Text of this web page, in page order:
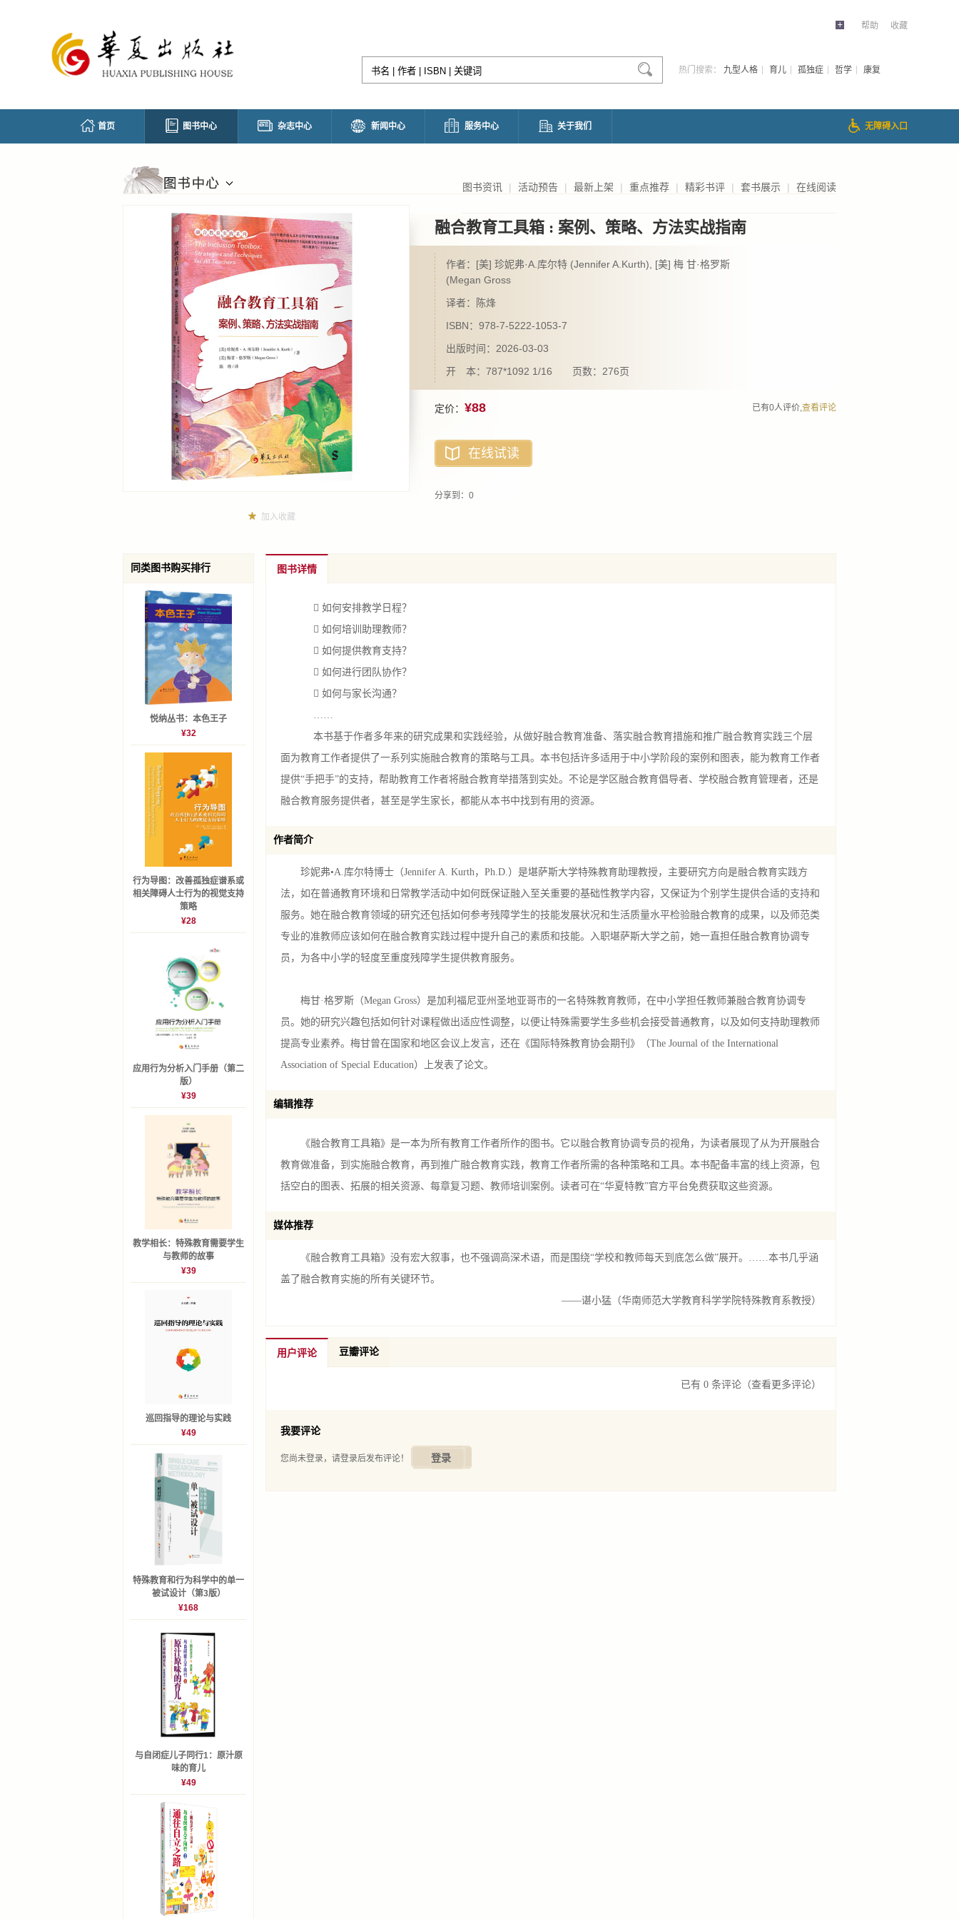
帮助 收藏
热门搜索： 九型人格 育儿 孤独症 哲学 康复
首页 图书中心 杂志中心 新闻中心 服务中心 关于我们 无障碍入口
图书资讯 | 活动预告 | 最新上架 | 重点推荐 | 精彩书评 | 套书展示 | 在线阅读
加入收藏
融合教育工具箱 : 案例、策略、方法实战指南
作者：[美] 珍妮弗·A.库尔特 (Jennifer A.Kurth), [美] 梅 甘·格罗斯
(Megan Gross
译者：陈烽
ISBN：978-7-5222-1053-7
出版时间：2026-03-03
开 本：787*1092 1/16 页数：276页
定价： ¥88 已有0人评价,查看评论
在线试读
分享到： 0
同类图书购买排行
悦纳丛书：本色王子
¥32
行为导图：改善孤独症谱系或
相关障碍人士行为的视觉支持
策略
¥28
应用行为分析入门手册（第二
版）
¥39
教学相长：特殊教育需要学生
与教师的故事
¥39
巡回指导的理论与实践
¥49
特殊教育和行为科学中的单一
被试设计（第3版）
¥168
与自闭症儿子同行1：原汁原
味的育儿
¥49
图书详情
 如何安排教学日程？
 如何培训助理教师？
 如何提供教育支持？
 如何进行团队协作？
 如何与家长沟通？
……
本书基于作者多年来的研究成果和实践经验，从做好融合教育准备、落实融合教育措施和推广融合教育实践三个层
面为教育工作者提供了一系列实施融合教育的策略与工具。本书包括许多适用于中小学阶段的案例和图表，能为教育工作者
提供“手把手”的支持，帮助教育工作者将融合教育举措落到实处。不论是学区融合教育倡导者、学校融合教育管理者，还是
融合教育服务提供者，甚至是学生家长，都能从本书中找到有用的资源。
作者简介
珍妮弗•A.库尔特博士（Jennifer A. Kurth，Ph.D.）是堪萨斯大学特殊教育助理教授，主要研究方向是融合教育实践方
法，如在普通教育环境和日常教学活动中如何既保证融入至关重要的基础性教学内容，又保证为个别学生提供合适的支持和
服务。她在融合教育领域的研究还包括如何参考残障学生的技能发展状况和生活质量水平检验融合教育的成果，以及师范类
专业的准教师应该如何在融合教育实践过程中提升自己的素质和技能。入职堪萨斯大学之前，她一直担任融合教育协调专
员，为各中小学的轻度至重度残障学生提供教育服务。
梅甘·格罗斯（Megan Gross）是加利福尼亚州圣地亚哥市的一名特殊教育教师，在中小学担任教师兼融合教育协调专
员。她的研究兴趣包括如何针对课程做出适应性调整，以便让特殊需要学生多些机会接受普通教育，以及如何支持助理教师
提高专业素养。梅甘曾在国家和地区会议上发言，还在《国际特殊教育协会期刊》（The Journal of the International
Association of Special Education）上发表了论文。
编辑推荐
《融合教育工具箱》是一本为所有教育工作者所作的图书。它以融合教育协调专员的视角，为读者展现了从为开展融合
教育做准备，到实施融合教育，再到推广融合教育实践，教育工作者所需的各种策略和工具。本书配备丰富的线上资源，包
括空白的图表、拓展的相关资源、每章复习题、教师培训案例。读者可在“华夏特教”官方平台免费获取这些资源。
媒体推荐
《融合教育工具箱》没有宏大叙事，也不强调高深术语，而是围绕“学校和教师每天到底怎么做”展开。……本书几乎涵
盖了融合教育实施的所有关键环节。
——谌小猛（华南师范大学教育科学学院特殊教育系教授）
用户评论 豆瓣评论
已有 0 条评论 （查看更多评论）
我要评论
您尚未登录，请登录后发布评论！ 登录